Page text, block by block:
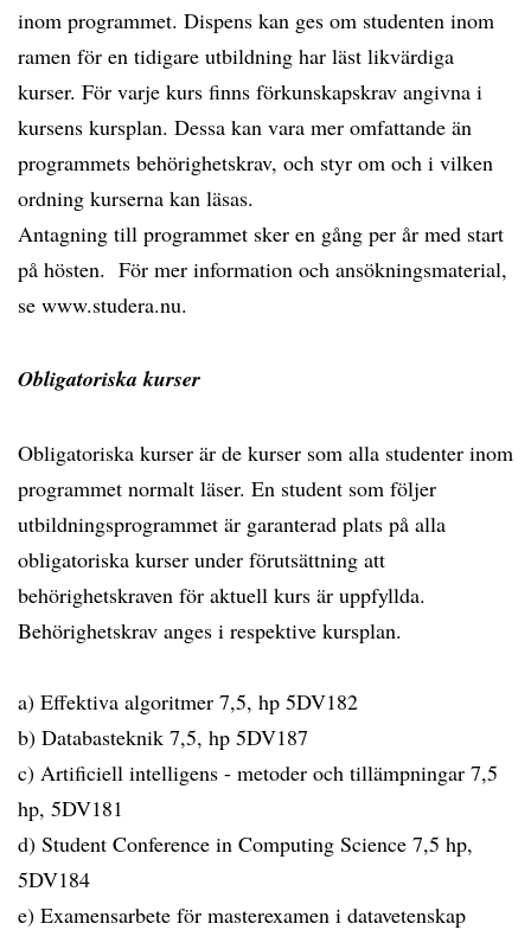
inom programmet. Dispens kan ges om studenten inom
ramen för en tidigare utbildning har läst likvärdiga
kurser. För varje kurs finns förkunskapskrav angivna i
kursens kursplan. Dessa kan vara mer omfattande än
programmets behörighetskrav, och styr om och i vilken
ordning kurserna kan läsas.
Antagning till programmet sker en gång per år med start
på hösten. För mer information och ansökningsmaterial,
se www.studera.nu.
Obligatoriska kurser
Obligatoriska kurser är de kurser som alla studenter inom
programmet normalt läser. En student som följer
utbildningsprogrammet är garanterad plats på alla
obligatoriska kurser under förutsättning att
behörighetskraven för aktuell kurs är uppfyllda.
Behörighetskrav anges i respektive kursplan.
a) Effektiva algoritmer 7,5, hp 5DV182
b) Databasteknik 7,5, hp 5DV187
c) Artificiell intelligens - metoder och tillämpningar 7,5
hp, 5DV181
d) Student Conference in Computing Science 7,5 hp,
5DV184
e) Examensarbete för masterexamen i datavetenskap